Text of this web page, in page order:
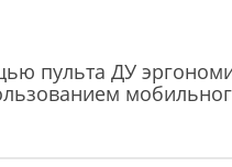
пульта ДУ